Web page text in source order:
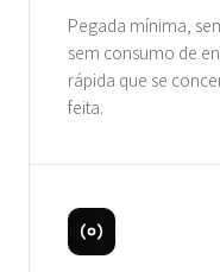
Pegada mínima,
sem consumo de
rápida que se
feita.